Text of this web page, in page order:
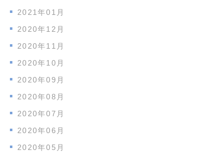
2021年01月
2020年12月
2020年11月
2020年10月
2020年09月
2020年08月
2020年07月
2020年06月
2020年05月